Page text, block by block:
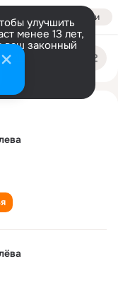
Войти
улучшить
менее 13 лет,
ваш законный